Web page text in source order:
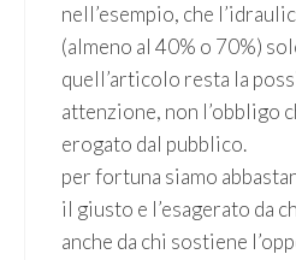
nell’esempio, che
(almeno al 40% o 70%)
quell’articolo resta la
attenzione, non l’obbligo
erogato dal pubblico.
per fortuna siamo
il giusto e l’esagerato da
anche da chi sostiene